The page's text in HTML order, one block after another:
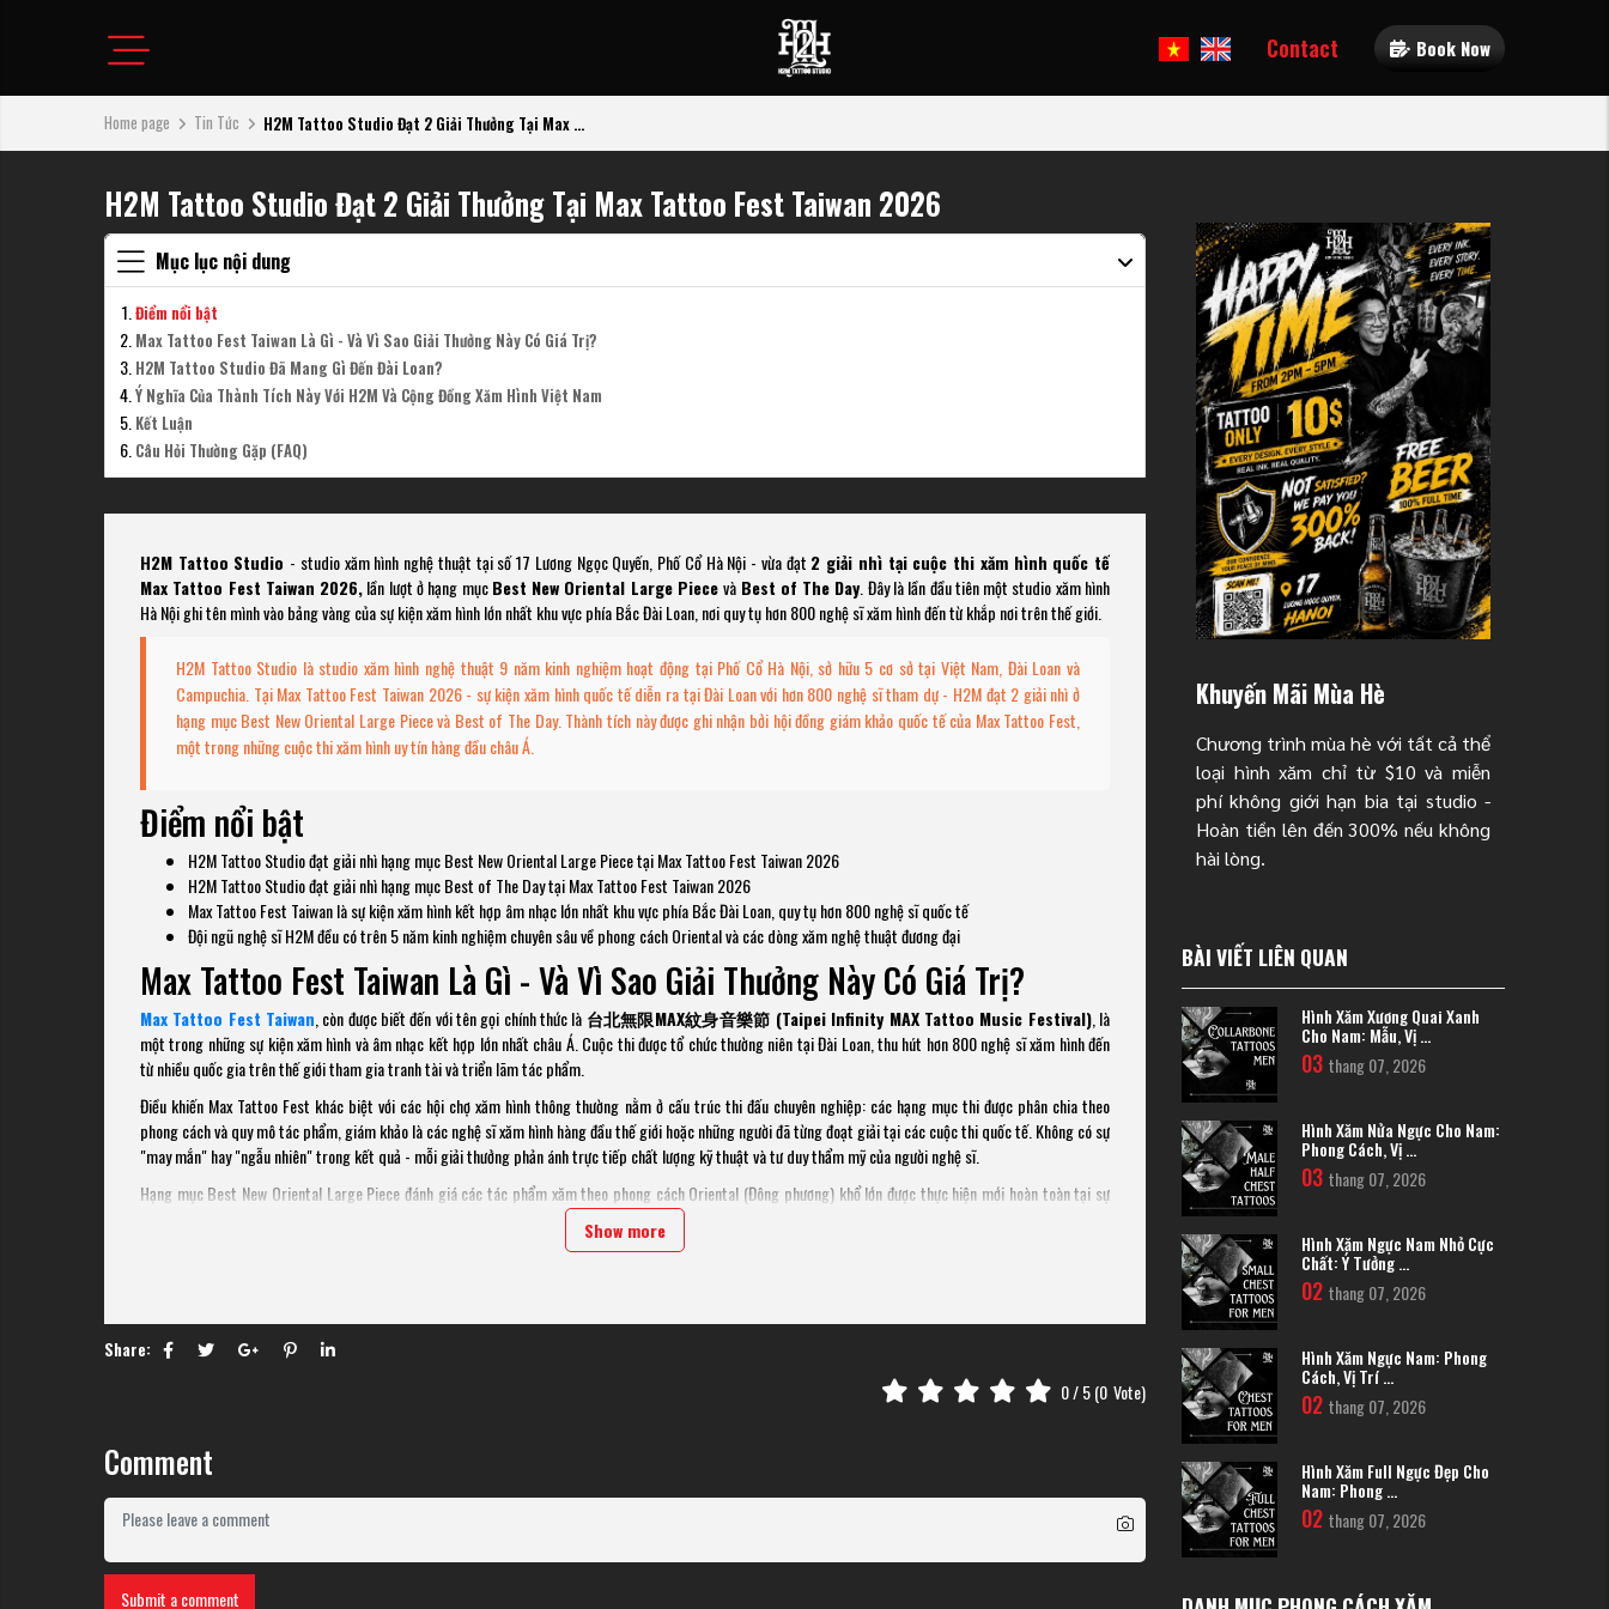
Contact Book Now
Home page Tin Tức H2M Tattoo Studio Đạt 2 Giải Thưởng Tại Max ...
H2M Tattoo Studio Đạt 2 Giải Thưởng Tại Max Tattoo Fest Taiwan 2026
Mục lục nội dung
Điểm nổi bật
Max Tattoo Fest Taiwan Là Gì - Và Vì Sao Giải Thưởng Này Có Giá Trị?
H2M Tattoo Studio Đã Mang Gì Đến Đài Loan?
Ý Nghĩa Của Thành Tích Này Với H2M Và Cộng Đồng Xăm Hình Việt Nam
Kết Luận
Câu Hỏi Thường Gặp (FAQ)
H2M Tattoo Studio - studio xăm hình nghệ thuật tại số 17 Lương Ngọc Quyến, Phố Cổ Hà Nội - vừa đạt 2 giải nhì tại cuộc thi xăm hình quốc tế
Max Tattoo Fest Taiwan 2026,lần lượt ở hạng mụcBest New Oriental Large Piecevà Best of The Day . Đây là lần đầu tiên một studio xăm hình
Hà Nội ghi tên mình vào bảng vàng của sự kiện xăm hình lớn nhất khu vực phía Bắc Đài Loan, nơi quy tụ hơn 800 nghệ sĩ xăm hình đến từ khắp nơi trên thế giới.
H2M Tattoo Studio là studio xăm hình nghệ thuật 9 năm kinh nghiệm hoạt động tại Phố Cổ Hà Nội, sở hữu 5 cơ sở tại Việt Nam, Đài Loan và
Campuchia. Tại Max Tattoo Fest Taiwan 2026 - sự kiện xăm hình quốc tế diễn ra tại Đài Loan với hơn 800 nghệ sĩ tham dự - H2M đạt 2 giải nhì ở
hạng mục Best New Oriental Large Piece và Best of The Day. Thành tích này được ghi nhận bởi hội đồng giám khảo quốc tế của Max Tattoo Fest,
một trong những cuộc thi xăm hình uy tín hàng đầu châu Á.
Điểm nổi bật
H2M Tattoo Studio đạt giải nhì hạng mục Best New Oriental Large Piece tại Max Tattoo Fest Taiwan 2026
H2M Tattoo Studio đạt giải nhì hạng mục Best of The Day tại Max Tattoo Fest Taiwan 2026
Max Tattoo Fest Taiwan là sự kiện xăm hình kết hợp âm nhạc lớn nhất khu vực phía Bắc Đài Loan, quy tụ hơn 800 nghệ sĩ quốc tế
Đội ngũ nghệ sĩ H2M đều có trên 5 năm kinh nghiệm chuyên sâu về phong cách Oriental và các dòng xăm nghệ thuật đương đại
Max Tattoo Fest Taiwan Là Gì - Và Vì Sao Giải Thưởng Này Có Giá Trị?
Max Tattoo Fest Taiwan , còn được biết đến với tên gọi chính thức là 台北無限MAX紋身音樂節 (Taipei Infinity MAX Tattoo Music Festival), là
một trong những sự kiện xăm hình và âm nhạc kết hợp lớn nhất châu Á. Cuộc thi được tổ chức thường niên tại Đài Loan, thu hút hơn 800 nghệ sĩ xăm hình đến
từ nhiều quốc gia trên thế giới tham gia tranh tài và triển lãm tác phẩm.
Điều khiến Max Tattoo Fest khác biệt với các hội chợ xăm hình thông thường nằm ở cấu trúc thi đấu chuyên nghiệp: các hạng mục thi được phân chia theo
phong cách và quy mô tác phẩm, giám khảo là các nghệ sĩ xăm hình hàng đầu thế giới hoặc những người đã từng đoạt giải tại các cuộc thi quốc tế. Không có sự
"may mắn" hay "ngẫu nhiên" trong kết quả - mỗi giải thưởng phản ánh trực tiếp chất lượng kỹ thuật và tư duy thẩm mỹ của người nghệ sĩ.
Hạng mục Best New Oriental Large Piece đánh giá các tác phẩm xăm theo phong cách Oriental (Đông phương) khổ lớn được thực hiện mới hoàn toàn tại sự
kiện - đây là hạng mục cạnh tranh khốc liệt vì đòi hỏi nghệ sĩ vừa có kỹ thuật tốt, vừa hoàn thành tác phẩm trong điều kiện áp lực thời gian thực. Hạng mục
Best of The Day vinh danh tác phẩm xuất sắc nhất trong ngày thi, không giới hạn phong cách - và chỉ có một giải duy nhất được trao mỗi ngày.
Show more
Share:
0/ 5 (0 Vote)
Comment
Submit a comment
Khuyến Mãi Mùa Hè
Chương trình mùa hè với tất cả thể
loại hình xăm chỉ từ $10 và miễn
phí không giới hạn bia tại studio -
Hoàn tiền lên đến 300% nếu không
hài lòng.
BÀI VIẾT LIÊN QUAN
Hình Xăm Xương Quai Xanh
Cho Nam: Mẫu, Vị ...
03 thang 07, 2026
Hình Xăm Nửa Ngực Cho Nam:
Phong Cách, Vị ...
03 thang 07, 2026
Hình Xăm Ngực Nam Nhỏ Cực
Chất: Ý Tưởng ...
02 thang 07, 2026
Hình Xăm Ngực Nam: Phong
Cách, Vị Trí ...
02 thang 07, 2026
Hình Xăm Full Ngực Đẹp Cho
Nam: Phong ...
02 thang 07, 2026